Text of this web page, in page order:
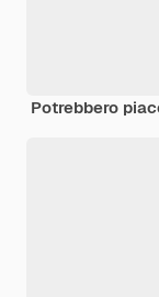
Potrebbero